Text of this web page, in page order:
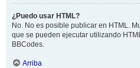
¿Puedo usar HTML?
No. No es posible publicar en HTML.
que se pueden ejecutar utilizando
BBCodes.
Arriba